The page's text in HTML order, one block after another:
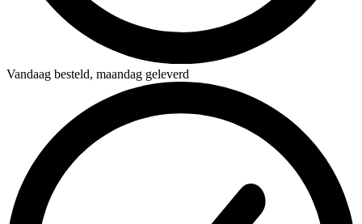
Vandaag besteld, maandag geleverd